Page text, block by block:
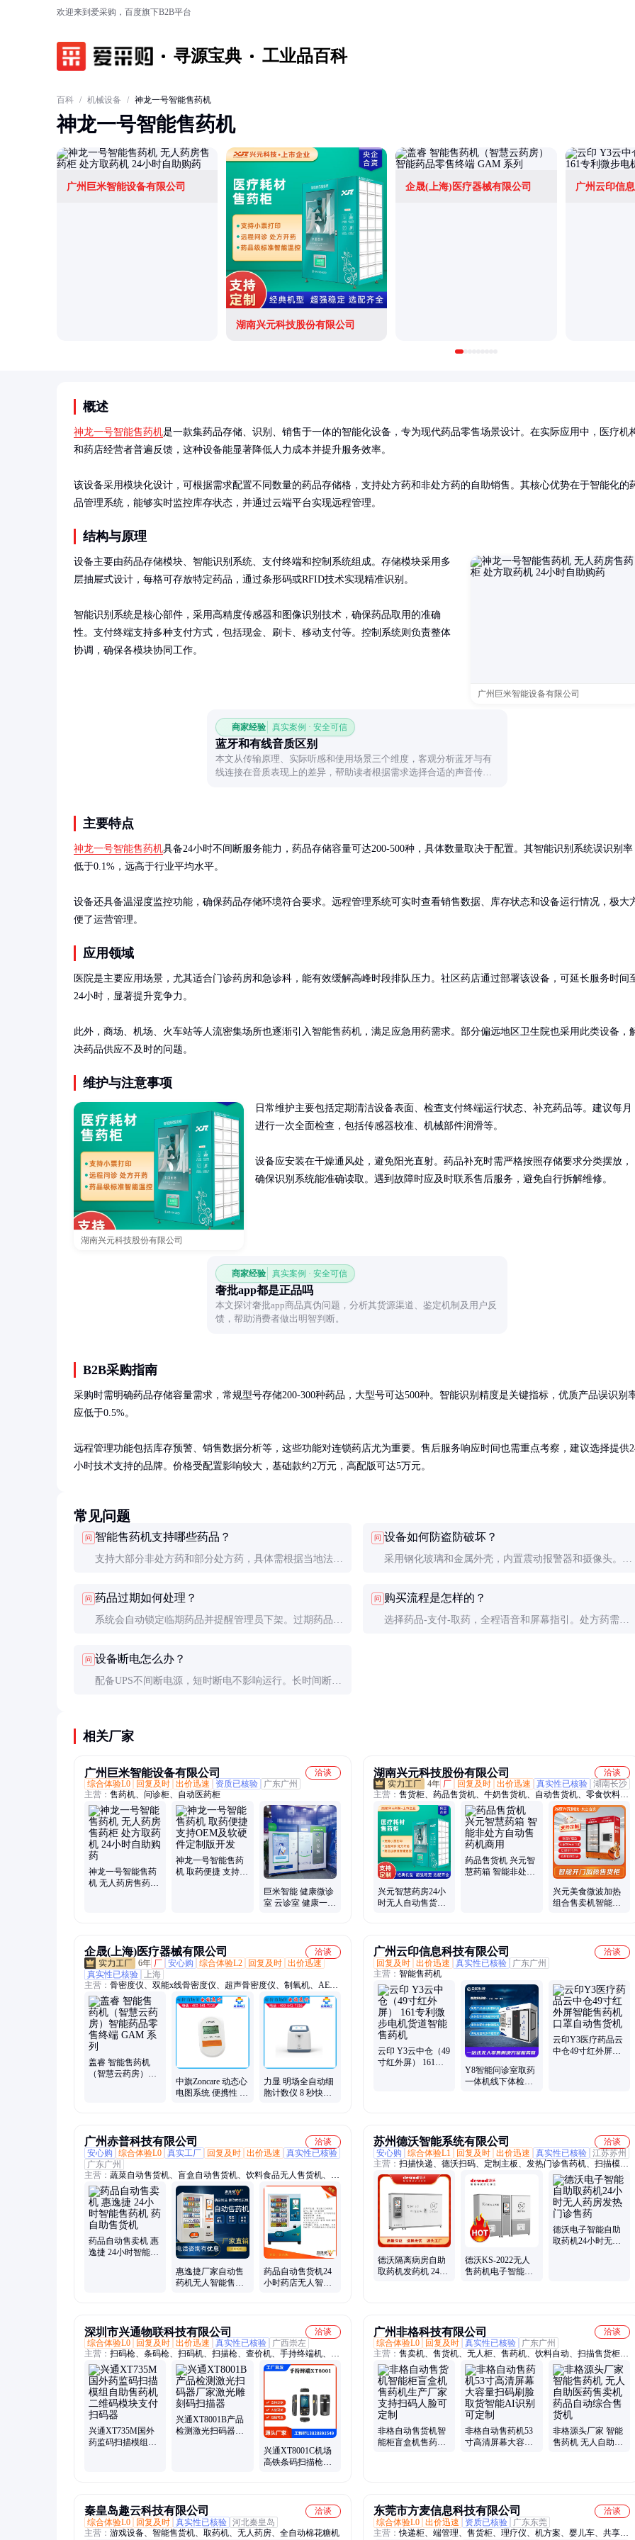
欢迎来到爱采购，百度旗下B2B平台
寻源宝典 工业品百科
百科 / 机械设备 / 神龙一号智能售药机
神龙一号智能售药机
广州巨米智能设备有限公司
湖南兴元科技股份有限公司
企晟(上海)医疗器械有限公司 广州云印信
概述
神龙一号智能售药机是一款集药品存储、识别、销售于一体的智能化设备，专为现代药品零售场景设计。在实际应用中，医疗机
和药店经营者普遍反馈，这种设备能显著降低人力成本并提升服务效率。
该设备采用模块化设计，可根据需求配置不同数量的药品存储格，支持处方药和非处方药的自助销售。其核心优势在于智能化的
品管理系统，能够实时监控库存状态，并通过云端平台实现远程管理。
结构与原理
广州巨米智能设备有限公司
设备主要由药品存储模块、智能识别系统、支付终端和控制系统组成。存储模块采用多
层抽屉式设计，每格可存放特定药品，通过条形码或RFID技术实现精准识别。
智能识别系统是核心部件，采用高精度传感器和图像识别技术，确保药品取用的准确
性。支付终端支持多种支付方式，包括现金、刷卡、移动支付等。控制系统则负责整体
协调，确保各模块协同工作。
商家经验 真实案例 · 安全可信
蓝牙和有线音质区别
本文从传输原理、实际听感和使用场景三个维度，客观分析蓝牙与有
线连接在音质表现上的差异，帮助读者根据需求选择合适的声音传输
主要特点
神龙一号智能售药机具备24小时不间断服务能力，药品存储容量可达200-500种，具体数量取决于配置。其智能识别系统误识别率
低于0.1%，远高于行业平均水平。
设备还具备温湿度监控功能，确保药品存储环境符合要求。远程管理系统可实时查看销售数据、库存状态和设备运行情况，极大
便了运营管理。
应用领域
医院是主要应用场景，尤其适合门诊药房和急诊科，能有效缓解高峰时段排队压力。社区药店通过部署该设备，可延长服务时间
24小时，显著提升竞争力。
此外，商场、机场、火车站等人流密集场所也逐渐引入智能售药机，满足应急用药需求。部分偏远地区卫生院也采用此类设备，
决药品供应不及时的问题。
维护与注意事项
湖南兴元科技股份有限公司
日常维护主要包括定期清洁设备表面、检查支付终端运行状态、补充药品等。建议每月
进行一次全面检查，包括传感器校准、机械部件润滑等。
设备应安装在干燥通风处，避免阳光直射。药品补充时需严格按照存储要求分类摆放，
确保识别系统能准确读取。遇到故障时应及时联系售后服务，避免自行拆解维修。
商家经验 真实案例 · 安全可信
奢批app都是正品吗
本文探讨奢批app商品真伪问题，分析其货源渠道、鉴定机制及用户反
馈，帮助消费者做出明智判断。
B2B采购指南
采购时需明确药品存储容量需求，常规型号存储200-300种药品，大型号可达500种。智能识别精度是关键指标，优质产品误识别
应低于0.5%。
远程管理功能包括库存预警、销售数据分析等，这些功能对连锁药店尤为重要。售后服务响应时间也需重点考察，建议选择提供
小时技术支持的品牌。价格受配置影响较大，基础款约2万元，高配版可达5万元。
常见问题
问 智能售药机支持哪些药品？
支持大部分非处方药和部分处方药，具体需根据当地法规
问 设备如何防盗防破坏？
采用钢化玻璃和金属外壳，内置震动报警器和摄像头。部
问 药品过期如何处理？
系统会自动锁定临期药品并提醒管理员下架。过期药品需
问 购买流程是怎样的？
选择药品-支付-取药，全程语音和屏幕指引。处方药需先
问 设备断电怎么办？
配备UPS不间断电源，短时断电不影响运行。长时间断电
相关厂家
广州巨米智能设备有限公司
洽谈
综合体验L0
回复及时 出价迅速 资质已核验
广东广州
主营： 售药机、问诊柜、自动医药柜
神龙一号智能售药
机 无人药房售药柜
神龙一号智能售药
机 取药便捷 支持
巨米智能 健康微诊
室 云诊室 健康一体
湖南兴元科技股份有限公司
洽谈
4年 厂 回复及时 出价迅速 真实性已核验 湖南长沙
主营： 售货柜、药品售货机、牛奶售货机、自动售货机、零食饮料贩
卖机、文创盲盒售货机、医用自动售货机、学校自动售货机、景区自
动售货机、冷冻食品售货机、生鲜果蔬售货机、盒饭自动售货机、工
具刀具售货机、美妆用品售货机
兴元智慧药房24小
时无人自动售货机
药品售货机 兴元智
慧药箱 智能非处方
兴元美食微波加热
组合售卖机智能无
企晟(上海)医疗器械有限公司
洽谈
6年 厂 安心购 综合体验L2 回复及时 出价迅速
真实性已核验
上海
主营： 骨密度仪、双能x线骨密度仪、超声骨密度仪、制氧机、AED
除颤仪、麻醉机、电子血压计、微波治疗仪、心电监护仪、血糖仪、
肺功能仪、眼科激光治疗仪、血氧仪、高分子夹板、血管鞘、急救
包、喉镜、高压注射器、手术显微镜、听力筛查仪、视力筛查仪、呼
吸机、牙科综合治疗台、临时起搏器、可视喉镜
盖睿 智能售药机
（智慧云药房）智
中旗Zoncare 动态心
电图系统 便携性 多
力显 明场全自动细
胞计数仪 8 秒快测
广州云印信息科技有限公司
洽谈
回复及时 出价迅速 真实性已核验
广东广州
主营： 智能售药机
云印 Y3云中仓（49
寸红外屏） 161专
Y8智能问诊室取药
一体机线下体检线
云印Y3医疗药品云
中仓49寸红外屏智
广州赤普科技有限公司
洽谈
安心购
综合体验L0 真实工厂 回复及时 出价迅速
真实性已核验
广东广州
主营： 蔬菜自动售货机、盲盒自动售货机、饮料食品无人售货机、智
能售药机、自动售药机、盒饭自动贩卖机、自动售货店、自动售菜
机、售货机、售卖机、校园快递柜、自提柜、无人贩卖机、快递自助
取、药品贩卖机、自动贩卖机、自助贩卖机、饮料贩卖机、自动售货
柜、智能取货柜、智能自动售、自动礼品售卖、生鲜自动售卖、蔬菜
自动贩卖、生鲜自动售卖机
药品自动售卖机 惠
逸捷 24小时智能售
惠逸捷厂家自动售
药机无人智能售货
药品自动售货机24
小时药店无人智能
苏州德沃智能系统有限公司
洽谈
安心购
综合体验L1 回复及时 出价迅速 真实性已核验 江苏苏州
主营： 扫描快递、德沃扫码、定制主板、发热门诊售药机、扫描模
块、二维码扫描、便携式蓝牙、自助取药机、扫描枪条码、触摸一体
机、安卓智慧主板、门诊隔离病房、出入库智能秤、出入库智能秤
Y1、视觉识别智慧餐台、收银机、药监码高拍仪、药品追溯码扫描
仪、药品溯源高拍仪、智能柜、药品追溯码一体机、留样柜、食品留
样秤
德沃隔离病房自助
取药机发药机 24小
德沃KS-2022无人
售药机电子智能自
德沃电子智能自助
取药机24小时无人
深圳市兴通物联科技有限公司
洽谈
综合体验L0
回复及时 出价迅速 真实性已核验
广西崇左
主营： 扫码枪、条码枪、扫码机、扫描枪、查价机、手持终端机、扫
描模块、扫码引擎、工业扫码枪、工业扫描枪、工业扫码器、工业扫
描模块、无线扫码枪、指环扫码枪、固定式扫码器、固定式扫描模
块、嵌入式扫描模块、触控一体机、工控一体机、扫码平台、支付
盒、扫码墩
兴通XT735M国外
药监码扫描模组自
兴通XT8001B产品
检测激光扫码器厂
兴通XT8001C机场
高铁条码扫描枪高
广州非格科技有限公司
洽谈
综合体验L0
回复及时 真实性已核验
广东广州
主营： 售卖机、售货机、无人柜、售药机、饮料自动、扫描售货柜、
无人贩卖机、电机配件弹簧、智能共享书柜、零食饮料扫码、双层钢
化玻璃、盲盒售货机、成人用品售货机、格子柜、纸巾售货机、冷冻
售货机、零食饮料售货机、东南亚定制售货机、智能售货机、定制售
货机
非格自动售货机智
能柜盲盒机售药机
非格自动售药机53
寸高清屏幕大容量
非格源头厂家 智能
售药机 无人自助医
秦皇岛趣云科技有限公司
洽谈
综合体验L0
回复及时 真实性已核验 河北秦皇岛
主营： 游戏设备、智能售货机、取药机、无人药房、全自动棉花糖机
东莞市方麦信息科技有限公司
洽谈
综合体验L0 出价迅速 资质已核验
广东东莞
主营：快递柜、端管理、售货柜、理疗仪、机方案、婴儿车、共享